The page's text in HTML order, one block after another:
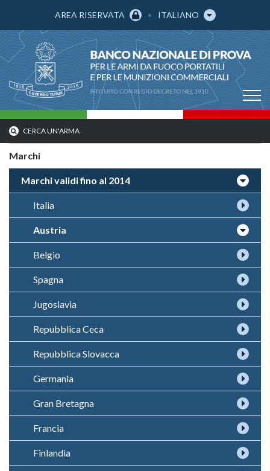
AREA RISERVATA ITALIANO
CERCA UN'ARMA
Marchi
Marchi validi fino al 2014
Italia
Austria
Belgio
Spagna
Jugoslavia
Repubblica Ceca
Repubblica Slovacca
Germania
Gran Bretagna
Francia
Finlandia